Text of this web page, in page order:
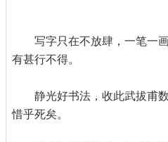
写字只在不放肆，一笔一
有甚行不得。
静光好书法，收此武拔甫
惜乎死矣。